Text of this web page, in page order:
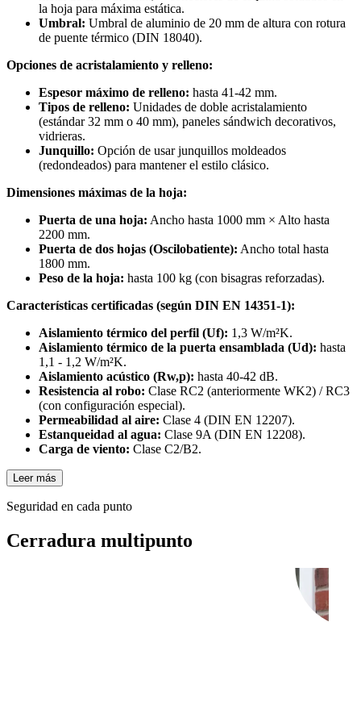
la hoja para máxima estática.
Umbral: Umbral de aluminio de 20 mm de altura con rotura
de puente térmico (DIN 18040).
Opciones de acristalamiento y relleno:
Espesor máximo de relleno: hasta 41-42 mm.
Tipos de relleno: Unidades de doble acristalamiento
(estándar 32 mm o 40 mm), paneles sándwich decorativos,
vidrieras.
Junquillo: Opción de usar junquillos moldeados
(redondeados) para mantener el estilo clásico.
Dimensiones máximas de la hoja:
Puerta de una hoja: Ancho hasta 1000 mm × Alto hasta
2200 mm.
Puerta de dos hojas (Oscilobatiente): Ancho total hasta
1800 mm.
Peso de la hoja: hasta 100 kg (con bisagras reforzadas).
Características certificadas (según DIN EN 14351-1):
Aislamiento térmico del perfil (Uf): 1,3 W/m²K.
Aislamiento térmico de la puerta ensamblada (Ud): hasta
1,1 - 1,2 W/m²K.
Aislamiento acústico (Rw,p): hasta 40-42 dB.
Resistencia al robo: Clase RC2 (anteriormente WK2) / RC3
(con configuración especial).
Permeabilidad al aire: Clase 4 (DIN EN 12207).
Estanqueidad al agua: Clase 9A (DIN EN 12208).
Carga de viento: Clase C2/B2.
Leer más
Seguridad en cada punto
Cerradura multipunto